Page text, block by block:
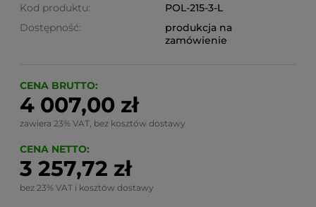
Kod produktu:
POL-215-3-L
Dostępność:
produkcja na
zamówienie
CENA BRUTTO:
4 007,00 zł
zawiera 23% VAT, bez kosztów dostawy
CENA NETTO:
3 257,72 zł
bez 23% VAT i kosztów dostawy